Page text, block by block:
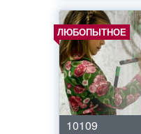
ЛЮБОПЫТНОЕ
10109